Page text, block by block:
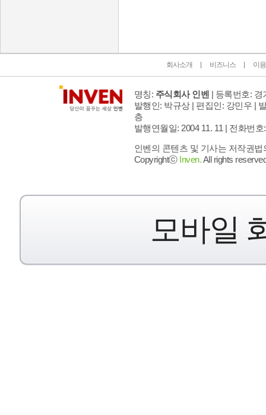
회사소개 비즈니스 이
명칭: 주식회사 인벤 | 등록번호: 경
발행인: 박규상 | 편집인: 강민우 |
층
발행연월일: 2004 11. 11 | 전화번호
인벤의 콘텐츠 및 기사는 저작권
Copyrightⓒ Inven.All rights
모바일